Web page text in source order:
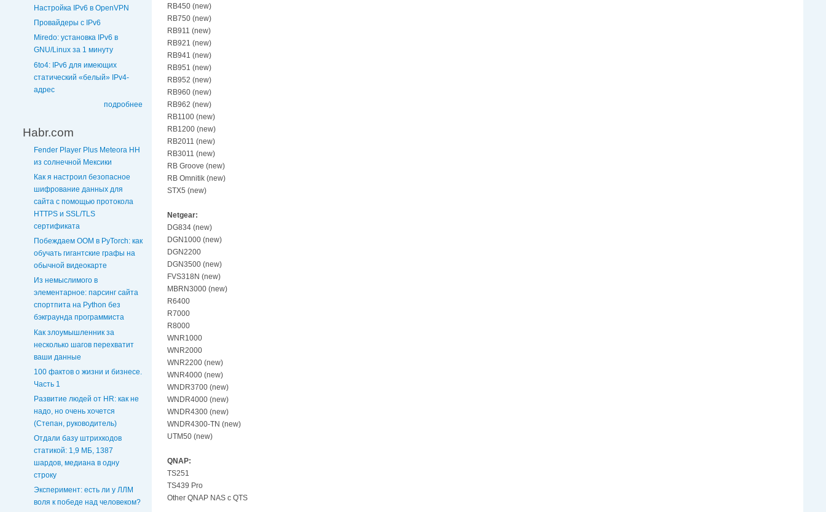
Настройка IPv6 в OpenVPN
Провайдеры с IPv6
Miredo: установка IPv6 в
GNU/Linux за 1 минуту
6to4: IPv6 для имеющих
статический «белый» IPv4-
адрес
подробнее
Habr.com
Fender Player Plus Meteora HH
из солнечной Мексики
Как я настроил безопасное
шифрование данных для
сайта с помощью протокола
HTTPS и SSL/TLS
сертификата
Побеждаем OOM в PyTorch: как
обучать гигантские графы на
обычной видеокарте
Из немыслимого в
элементарное: парсинг сайта
спортпита на Python без
бэкграунда программиста
Как злоумышленник за
несколько шагов перехватит
ваши данные
100 фактов о жизни и бизнесе.
Часть 1
Развитие людей от HR: как не
надо, но очень хочется
(Степан, руководитель)
Отдали базу штрихкодов
статикой: 1,9 МБ, 1387
шардов, медиана в одну
строку
Эксперимент: есть ли у ЛЛМ
воля к победе над человеком?
RB450 (new)
RB750 (new)
RB911 (new)
RB921 (new)
RB941 (new)
RB951 (new)
RB952 (new)
RB960 (new)
RB962 (new)
RB1100 (new)
RB1200 (new)
RB2011 (new)
RB3011 (new)
RB Groove (new)
RB Omnitik (new)
STX5 (new)
Netgear:
DG834 (new)
DGN1000 (new)
DGN2200
DGN3500 (new)
FVS318N (new)
MBRN3000 (new)
R6400
R7000
R8000
WNR1000
WNR2000
WNR2200 (new)
WNR4000 (new)
WNDR3700 (new)
WNDR4000 (new)
WNDR4300 (new)
WNDR4300-TN (new)
UTM50 (new)
QNAP:
TS251
TS439 Pro
Other QNAP NAS с QTS